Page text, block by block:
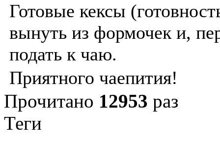
Готовые кексы
вынуть из формочек и,
подать к чаю.
Приятного чаепития!
Прочитано 12953 раз
Теги